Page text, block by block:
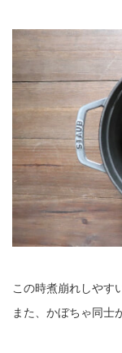
この時煮崩れしやす
また、かぼちゃ同士